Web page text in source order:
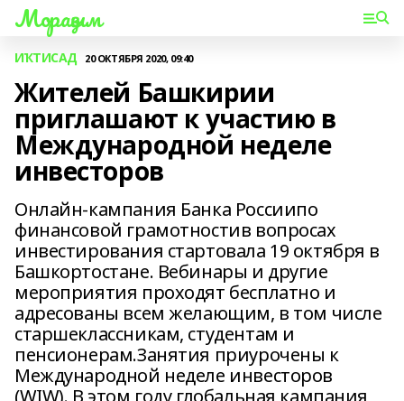
Мораҙым
ИҠТИСАД 20 ОКТЯБРЯ 2020, 09:40
Жителей Башкирии
приглашают к участию в
Международной неделе
инвесторов
Онлайн-кампания Банка Россиипо
финансовой грамотностив вопросах
инвестирования стартовала 19 октября в
Башкортостане. Вебинары и другие
мероприятия проходят бесплатно и
адресованы всем желающим, в том числе
старшеклассникам, студентам и
пенсионерам.Занятия приурочены к
Международной неделе инвесторов
(WIW). В этом году глобальная кампания